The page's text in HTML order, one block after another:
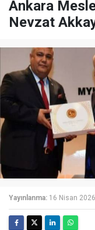
Ankara
Nevzat
Yayınlanma: 16 Nisan